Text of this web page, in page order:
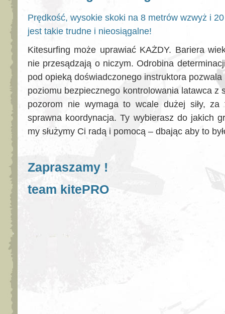
Prędkość, wysokie skoki na 8 metrów wzwyż i
jest takie trudne i nieosiągalne!
Kitesurfing może uprawiać KAŻDY. Bariera
nie przesądzają o niczym. Odrobina
pod opieką doświadczonego instruktora
poziomu bezpiecznego kontrolowania latawca z
pozorom nie wymaga to wcale dużej siły,
sprawna koordynacja. Ty wybierasz do jakich
my służymy Ci radą i pomocą – dbając aby to
Zapraszamy !
team kitePRO